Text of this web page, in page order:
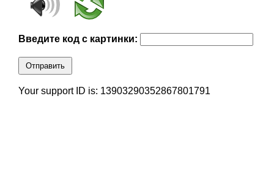
Введите код с картинки:
Отправить
Your support ID is: 13903290352867801791